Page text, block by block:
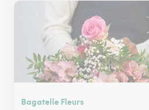
Bagatelle Fleurs